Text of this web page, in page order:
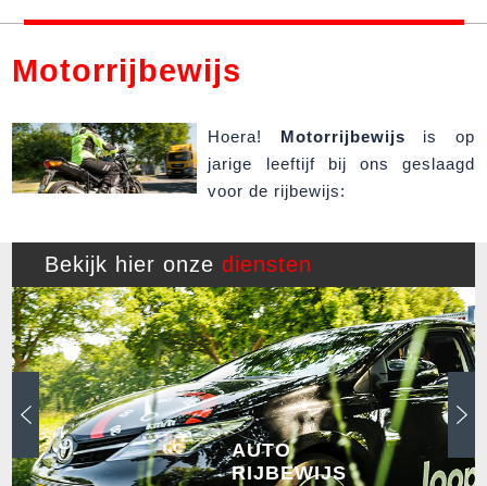
Motorrijbewijs
Hoera! Motorrijbewijs is op
jarige leeftijf bij ons geslaagd
voor de rijbewijs:
Bekijk hier onzediensten
AUTO
RIJBEWIJS